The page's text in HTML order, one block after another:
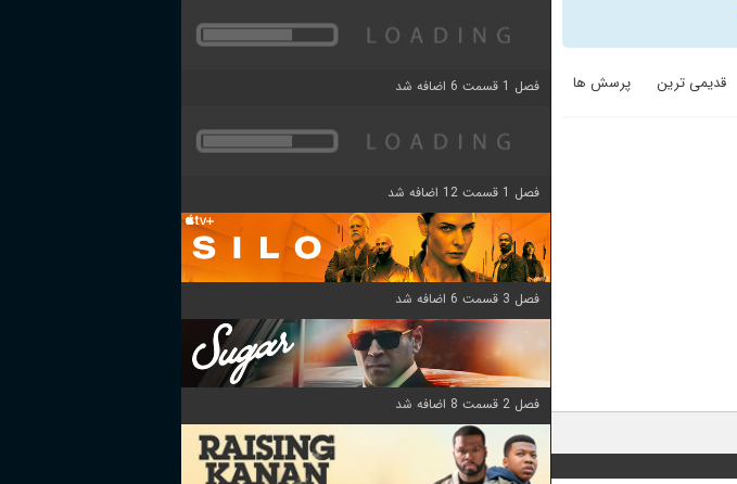
قدیمی ترین پرسش ها فصل 1 قسمت 6 اضافه شد
فصل 1 قسمت 12 اضافه شد
فصل 3 قسمت 6 اضافه شد
فصل 2 قسمت 8 اضافه شد